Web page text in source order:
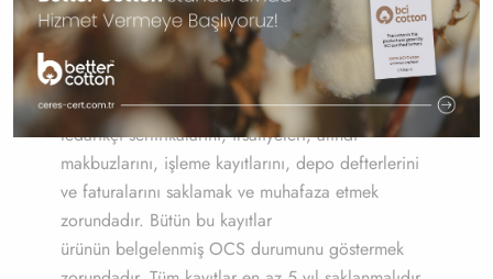
ve kutular etiketlenmelidir. Buna her adımda tüm
üretim dahildir.
Üretici ürünlerin miktarı, menşei ve akışı ile ilgili
tüm dokümantasyonu tutmak zorundadır. Üretici,
tedarikçi sertifikalarını, irsaliyeleri, alındı
makbuzlarını, işleme kayıtlarını, depo defterlerini
ve faturalarını saklamak ve muhafaza etmek
zorundadır. Bütün bu kayıtlar
ürünün belgelenmiş OCS durumunu göstermek